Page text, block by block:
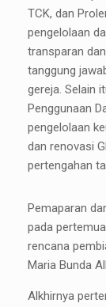
TCK, dan
pengelolaan
transparan
tanggung
gereja. Selain
Penggunaan
pengelolaan
dan renovasi
pertengahan
Pemaparan
pada
rencana
Maria Bunda
Alkhirnya